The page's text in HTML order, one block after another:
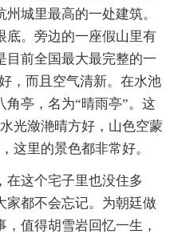
城里最高的一处建筑。
底。旁边的一座假山里有
目前全国最大最完整的一
，而且空气清新。在水池
角亭，名为“晴雨亭”。这
光潋滟晴方好，山色空蒙
这里的景色都非常好。
这个宅子里也没住多
家都不会忘记。为朝廷做
值得胡雪岩回忆一生，